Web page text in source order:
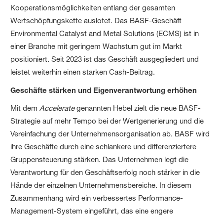
Kooperationsmöglichkeiten entlang der gesamten
Wertschöpfungskette auslotet. Das BASF-Geschäft
Environmental Catalyst and Metal Solutions (ECMS) ist in
einer Branche mit geringem Wachstum gut im Markt
positioniert. Seit 2023 ist das Geschäft ausgegliedert und
leistet weiterhin einen starken Cash-Beitrag.
Geschäfte stärken und Eigenverantwortung erhöhen
Mit demAccelerategenannten Hebel zielt die neue BASF-
Strategie auf mehr Tempo bei der Wertgenerierung und die
Vereinfachung der Unternehmensorganisation ab. BASF wird
ihre Geschäfte durch eine schlankere und differenziertere
Gruppensteuerung stärken. Das Unternehmen legt die
Verantwortung für den Geschäftserfolg noch stärker in die
Hände der einzelnen Unternehmensbereiche. In diesem
Zusammenhang wird ein verbessertes Performance-
Management-System eingeführt, das eine engere